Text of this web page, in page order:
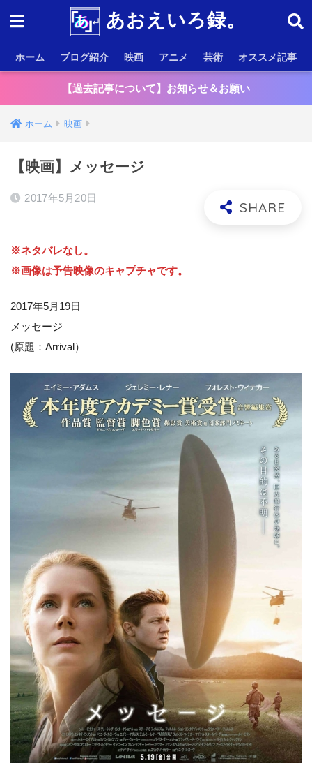
あおえいろ録。
ホーム ブログ紹介 映画 アニメ 芸術 オススメ記事
【過去記事について】お知らせ＆お願い
ホーム 映画
【映画】メッセージ
2017年5月20日
※ネタバレなし。
※画像は予告映像のキャプチャです。
2017年5月19日
メッセージ
(原題：Arrival）